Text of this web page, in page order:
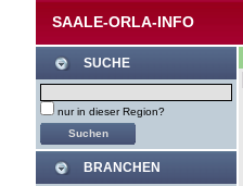
SAALE-ORLA-INFO
SUCHE
nur in dieser Region?
BRANCHEN